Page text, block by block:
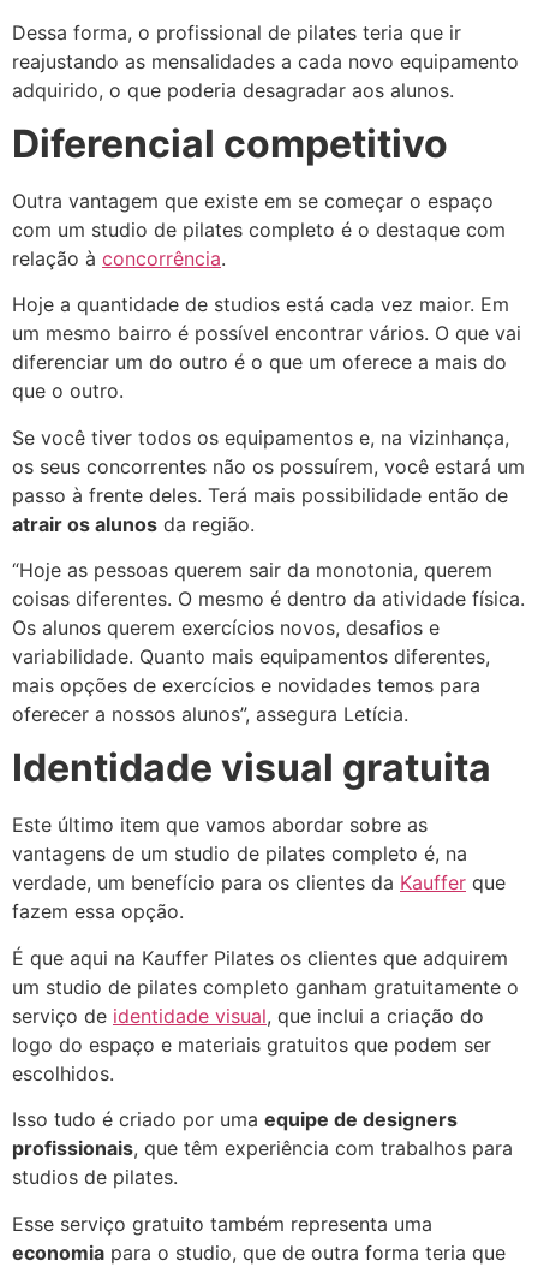
Dessa forma, o profissional de pilates teria que ir
reajustando as mensalidades a cada novo equipamento
adquirido, o que poderia desagradar aos alunos.
Diferencial competitivo
Outra vantagem que existe em se começar o espaço
com um studio de pilates completo é o destaque com
relação à concorrência.
Hoje a quantidade de studios está cada vez maior. Em
um mesmo bairro é possível encontrar vários. O que vai
diferenciar um do outro é o que um oferece a mais do
que o outro.
Se você tiver todos os equipamentos e, na vizinhança,
os seus concorrentes não os possuírem, você estará um
passo à frente deles. Terá mais possibilidade então de
atrair os alunos da região.
“Hoje as pessoas querem sair da monotonia, querem
coisas diferentes. O mesmo é dentro da atividade física.
Os alunos querem exercícios novos, desafios e
variabilidade. Quanto mais equipamentos diferentes,
mais opções de exercícios e novidades temos para
oferecer a nossos alunos”, assegura Letícia.
Identidade visual gratuita
Este último item que vamos abordar sobre as
vantagens de um studio de pilates completo é, na
verdade, um benefício para os clientes da Kauffer que
fazem essa opção.
É que aqui na Kauffer Pilates os clientes que adquirem
um studio de pilates completo ganham gratuitamente o
serviço de identidade visual, que inclui a criação do
logo do espaço e materiais gratuitos que podem ser
escolhidos.
Isso tudo é criado por uma equipe de designers
profissionais, que têm experiência com trabalhos para
studios de pilates.
Esse serviço gratuito também representa uma
economia para o studio, que de outra forma teria que